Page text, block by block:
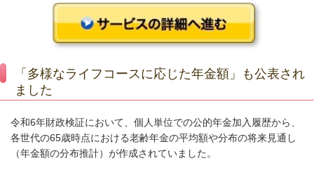
「多様なライフコースに応じた年金額」も公表され
ました
令和6年財政検証において、個人単位での公的年金加入履歴から、
各世代の65歳時点における老齢年金の平均額や分布の将来見通し
（年金額の分布推計）が作成されていました。